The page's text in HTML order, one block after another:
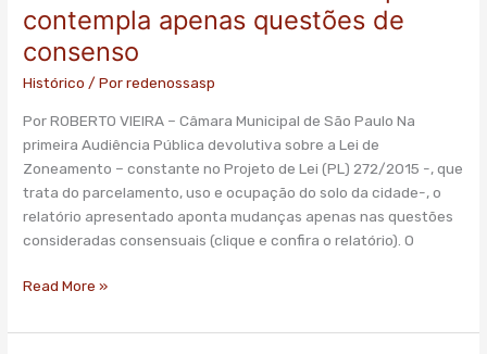
contempla apenas questões de
consenso
Histórico / Porredenossasp
Por ROBERTO VIEIRA – Câmara Municipal de São Paulo Na
primeira Audiência Pública devolutiva sobre a Lei de
Zoneamento – constante no Projeto de Lei (PL) 272/2015 -, que
trata do parcelamento, uso e ocupação do solo da cidade-, o
relatório apresentado aponta mudanças apenas nas questões
consideradas consensuais (clique e confira o relatório). O
Zoneamento:
relatório
prévio
apenas
questões
de
consenso
Read More »